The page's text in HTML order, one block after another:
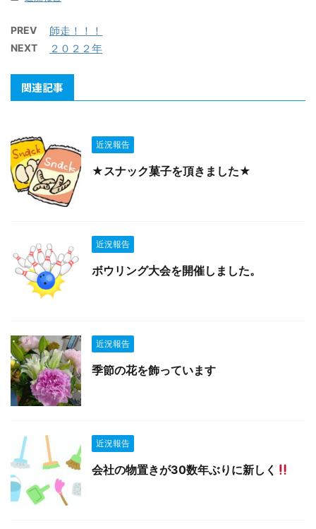
PREV 師走！！！
NEXT ２０２２年
関連記事
近況報告
★スナック菓子を頂きました★
近況報告
ボウリング大会を開催しました。
近況報告
季節の花を飾っています
近況報告
会社の物置きが30数年ぶりに新しく